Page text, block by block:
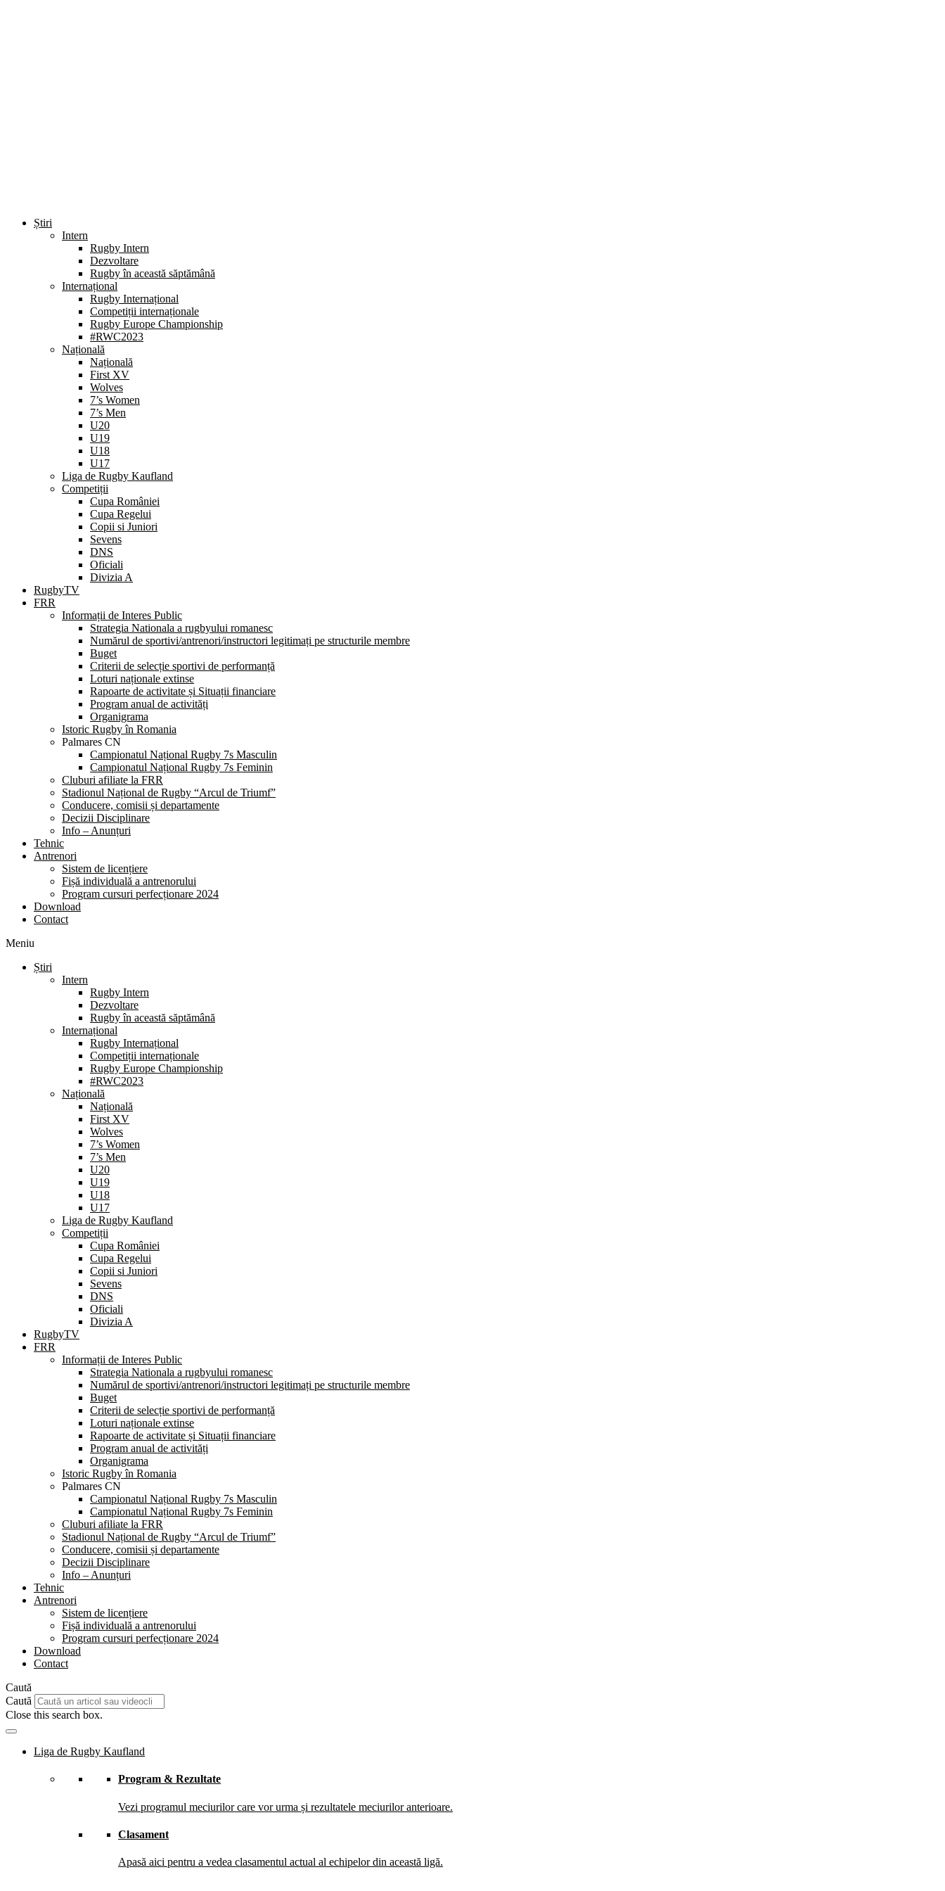
Știri
Intern
Rugby Intern
Dezvoltare
Rugby în această săptămână
Internațional
Rugby Internațional
Competiții internaționale
Rugby Europe Championship
#RWC2023
Națională
Națională
First XV
Wolves
7’s Women
7’s Men
U20
U19
U18
U17
Liga de Rugby Kaufland
Competiții
Cupa României
Cupa Regelui
Copii si Juniori
Sevens
DNS
Oficiali
Divizia A
RugbyTV
FRR
Informații de Interes Public
Strategia Nationala a rugbyului romanesc
Numărul de sportivi/antrenori/instructori legitimați pe structurile membre
Buget
Criterii de selecție sportivi de performanță
Loturi naționale extinse
Rapoarte de activitate și Situații financiare
Program anual de activități
Organigrama
Istoric Rugby în Romania
Palmares CN
Campionatul Național Rugby 7s Masculin
Campionatul Național Rugby 7s Feminin
Cluburi afiliate la FRR
Stadionul Național de Rugby “Arcul de Triumf”
Conducere, comisii și departamente
Decizii Disciplinare
Info – Anunțuri
Tehnic
Antrenori
Sistem de licențiere
Fișă individuală a antrenorului
Program cursuri perfecționare 2024
Download
Contact
Meniu
Știri
Intern
Rugby Intern
Dezvoltare
Rugby în această săptămână
Internațional
Rugby Internațional
Competiții internaționale
Rugby Europe Championship
#RWC2023
Națională
Națională
First XV
Wolves
7’s Women
7’s Men
U20
U19
U18
U17
Liga de Rugby Kaufland
Competiții
Cupa României
Cupa Regelui
Copii si Juniori
Sevens
DNS
Oficiali
Divizia A
RugbyTV
FRR
Informații de Interes Public
Strategia Nationala a rugbyului romanesc
Numărul de sportivi/antrenori/instructori legitimați pe structurile membre
Buget
Criterii de selecție sportivi de performanță
Loturi naționale extinse
Rapoarte de activitate și Situații financiare
Program anual de activități
Organigrama
Istoric Rugby în Romania
Palmares CN
Campionatul Național Rugby 7s Masculin
Campionatul Național Rugby 7s Feminin
Cluburi afiliate la FRR
Stadionul Național de Rugby “Arcul de Triumf”
Conducere, comisii și departamente
Decizii Disciplinare
Info – Anunțuri
Tehnic
Antrenori
Sistem de licențiere
Fișă individuală a antrenorului
Program cursuri perfecționare 2024
Download
Contact
Caută
Caută
Close this search box.
Liga de Rugby Kaufland
Program & Rezultate
Vezi programul meciurilor care vor urma și rezultatele meciurilor anterioare.
Clasament
Apasă aici pentru a vedea clasamentul actual al echipelor din această ligă.